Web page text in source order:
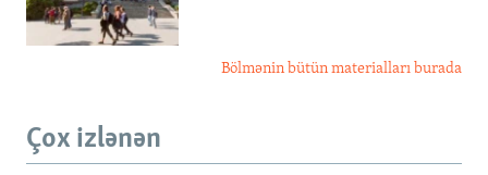
Bölmənin bütün materialları burada
Çox izlənən